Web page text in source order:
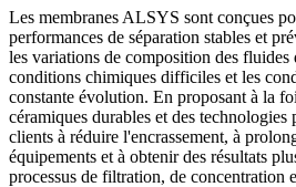
Les membranes ALSYS sont conçues
performances de séparation stables et
les variations de composition des fluides
conditions chimiques difficiles et les
constante évolution. En proposant à la
céramiques durables et des
clients à réduire l'encrassement, à
équipements et à obtenir des résultats
processus de filtration, de concentration